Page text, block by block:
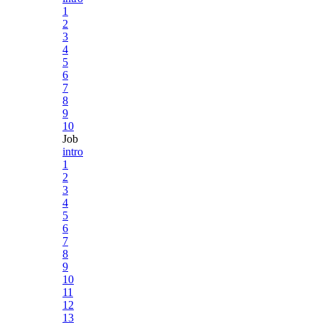
1
2
3
4
5
6
7
8
9
10
Job
intro
1
2
3
4
5
6
7
8
9
10
11
12
13